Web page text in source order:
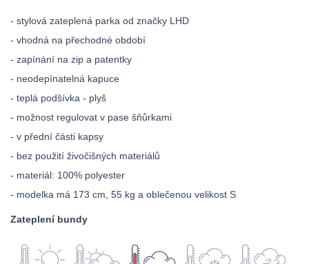
- stylová zateplená parka od značky LHD
- vhodná na přechodné období
- zapínání na zip a patentky
- neodepínatelná kapuce
- teplá podšívka - plyš
- možnost regulovat v pase šňůrkami
- v přední části kapsy
- bez použití živočišných materiálů
- materiál: 100% polyester
- modelka má 173 cm, 55 kg a oblečenou velikost S
Zateplení bundy